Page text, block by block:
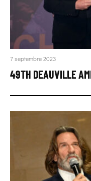
7 septembre 2023
49TH DEAUVILLE